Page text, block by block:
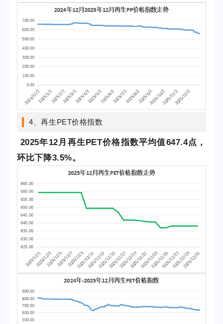
4、再生PET价格指数
2025年12月再生PET价格指数平均值647.4点，
环比下降3.5%。